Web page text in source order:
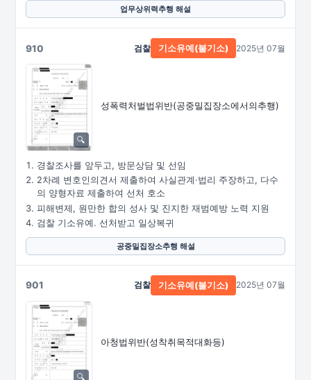
업무상위력추행 해설
910
성폭력처벌법위반(공중밀집장소에서의추행)
검찰 기소유예(불기소) 2025년 07월
경찰조사를 앞두고, 방문상담 및 선임
2차례 변호인의견서 제출하여 사실관계·법리 주장하고, 다수
의 양형자료 제출하여 선처 호소
피해변제, 원만한 합의 성사 및 진지한 재범예방 노력 지원
검찰 기소유예. 선처받고 일상복귀
공중밀집장소추행 해설
901
아청법위반(성착취목적대화등)
검찰 기소유예(불기소) 2025년 07월